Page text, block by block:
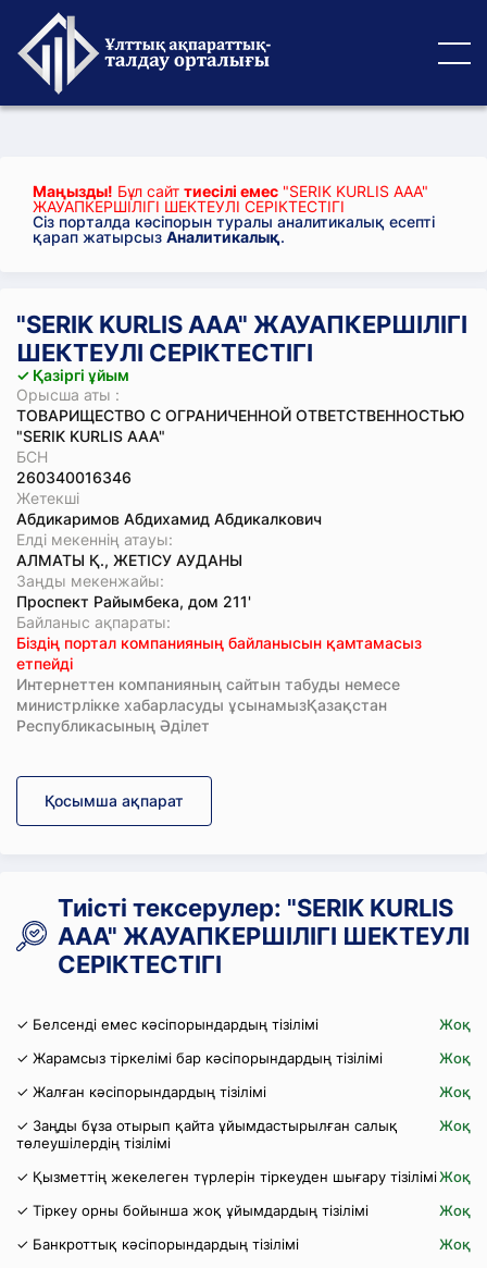
Маңызды! Бұл сайт тиесілі емес "SERIK KURLIS ААА"
ЖАУАПКЕРШІЛІГІ ШЕКТЕУЛІ СЕРІКТЕСТІГІ
Сіз порталда кәсіпорын туралы аналитикалық есепті
қарап жатырсыз Аналитикалық.
"SERIK KURLIS ААА" ЖАУАПКЕРШІЛІГІ
ШЕКТЕУЛІ СЕРІКТЕСТІГІ
✓ Қазіргі ұйым
Орысша аты :
ТОВАРИЩЕСТВО С ОГРАНИЧЕННОЙ ОТВЕТСТВЕННОСТЬЮ
"SERIK KURLIS ААА"
БСН
260340016346
Жетекші
Абдикаримов Абдихамид Абдикалкович
Елді мекеннің атауы:
АЛМАТЫ Қ., ЖЕТІСУ АУДАНЫ
Заңды мекенжайы:
Проспект Райымбека, дом 211'
Байланыс ақпараты:
Біздің портал компанияның байланысын қамтамасыз
етпейді
Интернеттен компанияның сайтын табуды немесе
министрлікке хабарласуды ұсынамызҚазақстан
Республикасының Әділет
Қосымша ақпарат
Тиісті тексерулер: "SERIK KURLIS
ААА" ЖАУАПКЕРШІЛІГІ ШЕКТЕУЛІ
СЕРІКТЕСТІГІ
✓ Белсенді емес кәсіпорындардың тізілімі
Жоқ
✓ Жарамсыз тіркелімі бар кәсіпорындардың тізілімі
Жоқ
✓ Жалған кәсіпорындардың тізілімі
Жоқ
✓ Заңды бұза отырып қайта ұйымдастырылған салық
төлеушілердің тізілімі
Жоқ
✓ Қызметтің жекелеген түрлерін тіркеуден шығару тізіліміЖоқ
✓ Тіркеу орны бойынша жоқ ұйымдардың тізілімі
Жоқ
✓ Банкроттық кәсіпорындардың тізілімі
Жоқ